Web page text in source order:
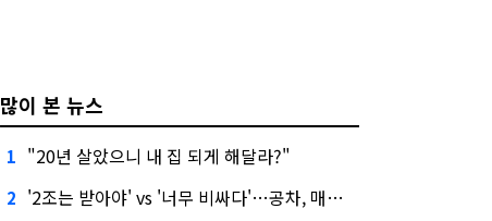
많이 본 뉴스
1 "20년 살았으니 내 집 되게 해달라?"
2 '2조는 받아야' vs '너무 비싸다'…공차, 매각 성공할까